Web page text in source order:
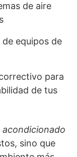
de aire
equipos de
para
de tus
sino que